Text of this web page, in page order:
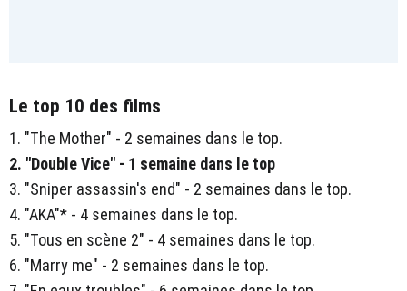
Le top 10 des films
1. "The Mother" - 2 semaines dans le top.
2. "Double Vice" - 1 semaine dans le top
3. "Sniper assassin's end" - 2 semaines dans le top.
4. "AKA"* - 4 semaines dans le top.
5. "Tous en scène 2" - 4 semaines dans le top.
6. "Marry me" - 2 semaines dans le top.